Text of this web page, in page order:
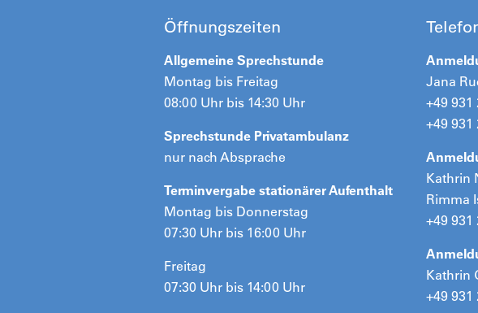
Öffnungszeiten
Allgemeine Sprechstunde
Montag bis Freitag
08:00 Uhr bis 14:30 Uhr
Sprechstunde Privatambulanz
nur nach Absprache
Terminvergabe stationärer Aufenthalt
Montag bis Donnerstag
07:30 Uhr bis 16:00 Uhr
Freitag
07:30 Uhr bis 14:00 Uhr
Jana
+49 931
+49 931
Kathrin
Rimma
+49 931
Kathrin
+49 931